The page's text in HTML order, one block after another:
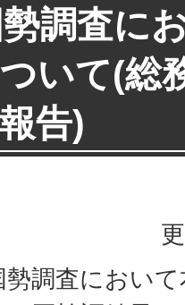
調査に
いて(総
告)
調査におい